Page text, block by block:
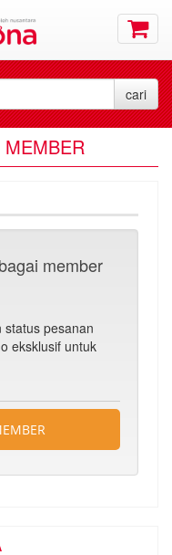
MEMBER
member
status pesanan
eksklusif untuk